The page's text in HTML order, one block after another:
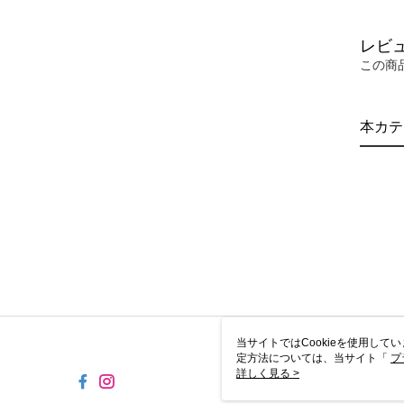
レビ
この商
本カ
当サイトではCookieを使用して
定方法については、当サイト「 プ
き使用される場合、当社がサイ
詳しく見る >